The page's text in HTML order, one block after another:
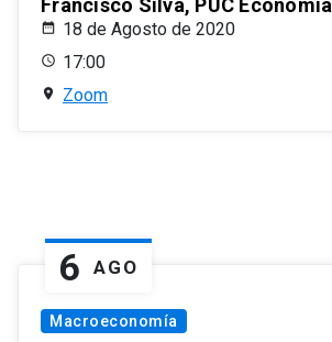
Francisco Silva, PUC Economía
18 de Agosto de 2020
17:00
Zoom
6 AGO
Macroeconomía